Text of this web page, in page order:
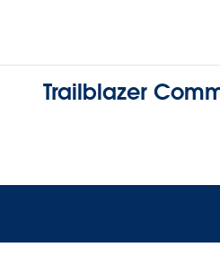
Trailblazer